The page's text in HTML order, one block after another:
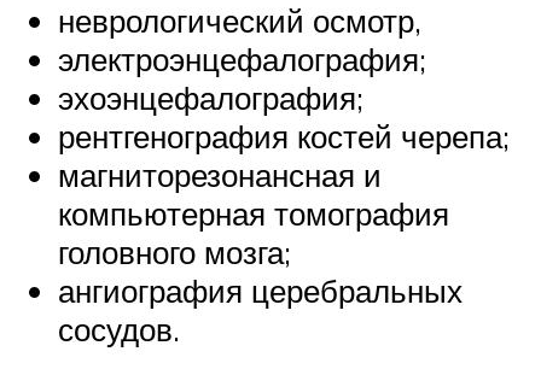
неврологический осмотр,
электроэнцефалография;
эхоэнцефалография;
рентгенография костей черепа;
магниторезонансная и
компьютерная томография
головного мозга;
ангиография церебральных
сосудов.